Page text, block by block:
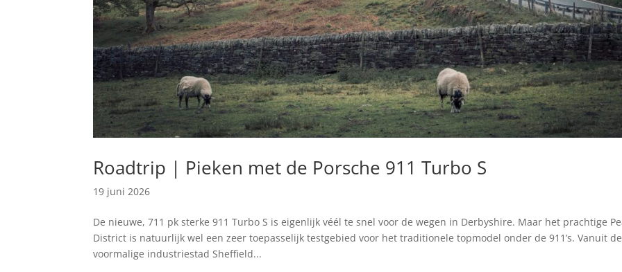
Roadtrip | Pieken met de Porsche 911 Turbo S
19 juni 2026
De nieuwe, 711 pk sterke 911 Turbo S is eigenlijk véél te snel voor de wegen in Derbyshire. Maar het prachtige
District is natuurlijk wel een zeer toepasselijk testgebied voor het traditionele topmodel onder de 911’s. Vanuit de
voormalige industriestad Sheffield...